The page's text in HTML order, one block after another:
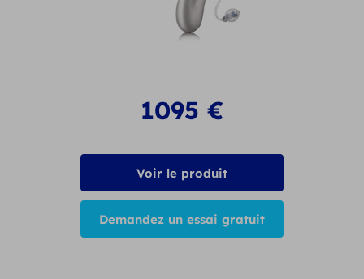
1095 €
Voir le produit
Demandez un essai gratuit